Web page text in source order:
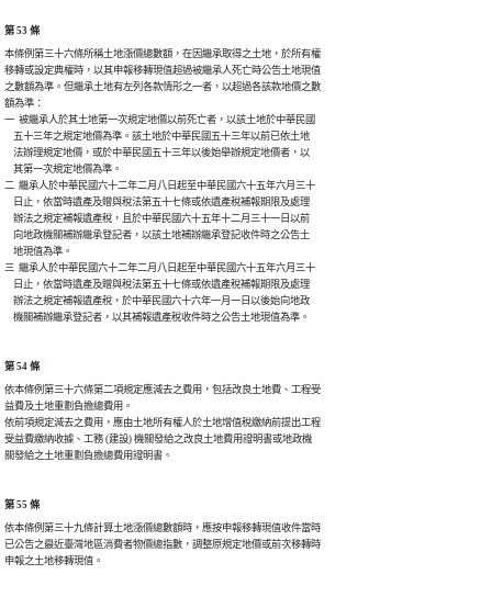
第 53 條
本條例第三十六條所稱土地漲價總數額，在因繼承取得之土地，於所有權
移轉或設定典權時，以其申報移轉現值超過被繼承人死亡時公告土地現值
之數額為準。但繼承土地有左列各款情形之一者，以超過各該款地價之數
額為準：
一  被繼承人於其土地第一次規定地價以前死亡者，以該土地於中華民國
    五十三年之規定地價為準。該土地於中華民國五十三年以前已依土地
    法辦理規定地價，或於中華民國五十三年以後始舉辦規定地價者，以
    其第一次規定地價為準。
二  繼承人於中華民國六十二年二月八日起至中華民國六十五年六月三十
    日止，依當時遺產及贈與稅法第五十七條或依遺產稅補報期限及處理
    辦法之規定補報遺產稅，且於中華民國六十五年十二月三十一日以前
    向地政機關補辦繼承登記者，以該土地補辦繼承登記收件時之公告土
    地現值為準。
三  繼承人於中華民國六十二年二月八日起至中華民國六十五年六月三十
    日止，依當時遺產及贈與稅法第五十七條或依遺產稅補報期限及處理
    辦法之規定補報遺產稅，於中華民國六十六年一月一日以後始向地政
第 54 條
依本條例第三十六條第二項規定應減去之費用，包括改良土地費、工程受
益費及土地重劃負擔總費用。
依前項規定減去之費用，應由土地所有權人於土地增值稅繳納前提出工程
受益費繳納收據、工務 (建設) 機關發給之改良土地費用證明書或地政機
第 55 條
依本條例第三十九條計算土地漲價總數額時，應按申報移轉現值收件當時
已公告之最近臺灣地區消費者物價總指數，調整原規定地價或前次移轉時
申報之土地移轉現值。